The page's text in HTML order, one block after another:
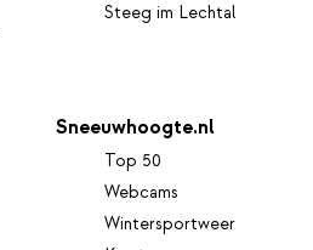
Steeg im Lechtal
Sneeuwhoogte.nl
Top 50
Webcams
Wintersportweer